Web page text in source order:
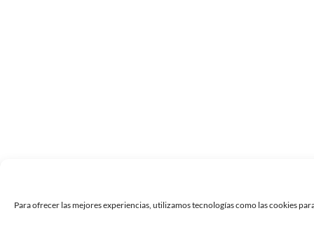
Para ofrecer las mejores experiencias, utilizamos tecnologías como las cookies